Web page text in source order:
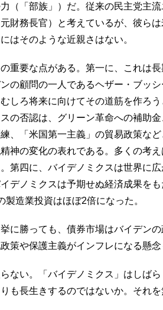
（「部族」）だ。従来の民主党主
財務長官）と考えているが、彼ら
はそのような近親さはない。
重要な点がある。第一に、これは
の顧問の一人であるヘザー・ブッ
しろ将来に向けてその道筋を作ろ
の否認は、グリーン革命への補助
、「米国第一主義」の貿易政策な
神の変化の表れである。多くの考
第四に、バイデノミクスは世界に
デノミクスは予期せぬ経済成果を
造業投資はほぼ2倍になった。
に勝っても、債券市場はバイデン
策や保護主義がインフレになる懸念
ない。「バイデノミクス」はしば
も長生きするのではないか。それ